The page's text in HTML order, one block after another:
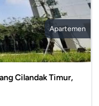
Apartemen
Cilandak Timur,